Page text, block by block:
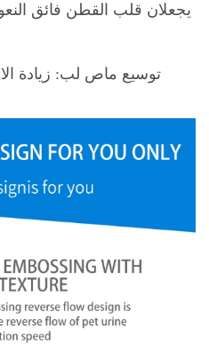
يجعلان قلب القطن فائق